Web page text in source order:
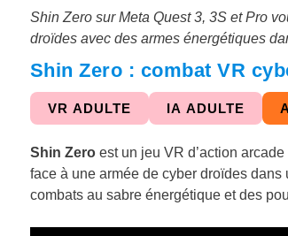
Shin Zero sur Meta Quest 3, 3S et Pro
droïdes avec des armes énergétiques
Shin Zero : combat VR
VR ADULTE IA ADULTE
Shin Zeroest un jeu VR d’action
face à une armée de cyber droïdes
combats au sabre énergétique et des